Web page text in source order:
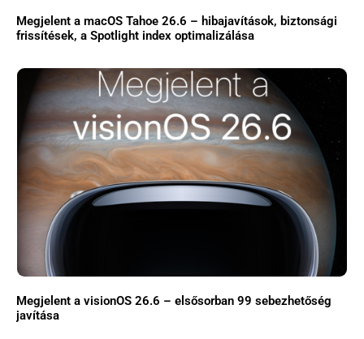
Megjelent a macOS Tahoe 26.6 – hibajavítások, biztonsági
frissítések, a Spotlight index optimalizálása
Megjelent a visionOS 26.6 – elsősorban 99 sebezhetőség
javítása